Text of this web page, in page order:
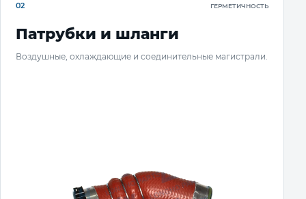
02 ГЕРМЕТИЧНОСТЬ
Патрубки и шланги
Воздушные, охлаждающие и соединительные магистрали.